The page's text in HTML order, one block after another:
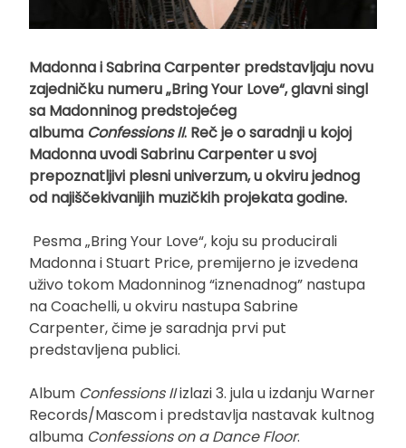
Madonna i Sabrina Carpenter predstavljaju novu
zajedničku numeru „Bring Your Love“, glavni singl
sa Madonninog predstojećeg
albuma Confessions II. Reč je o saradnji u kojoj
Madonna uvodi Sabrinu Carpenter u svoj
prepoznatljivi plesni univerzum, u okviru jednog
od najiščekivanijih muzičkih projekata godine.
Pesma „Bring Your Love“, koju su producirali
Madonna i Stuart Price, premijerno je izvedena
uživo tokom Madonninog “iznenadnog” nastupa
na Coachelli, u okviru nastupa Sabrine
Carpenter, čime je saradnja prvi put
predstavljena publici.
Album Confessions IIizlazi 3. jula u izdanju Warner
Records/Mascom i predstavlja nastavak kultnog
albuma Confessions on a Dance Floor.